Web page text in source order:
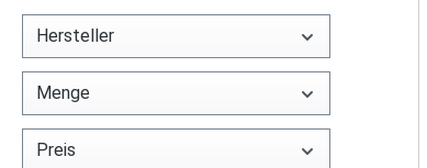
Hersteller
Menge
Preis